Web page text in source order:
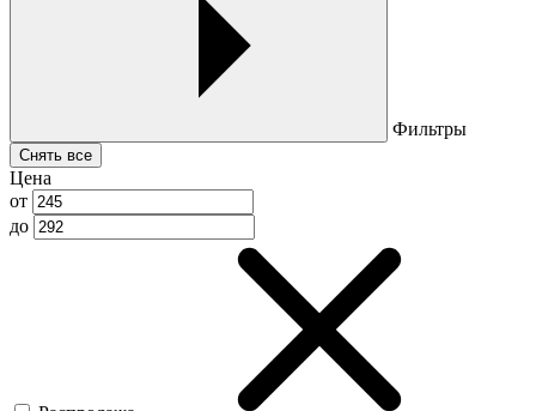
Фильтры
Снять все
Цена
от
до